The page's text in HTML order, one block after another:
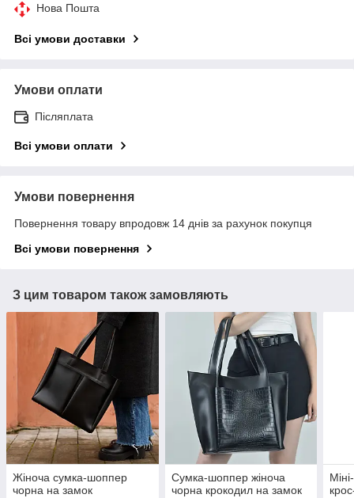
Нова Пошта
Всі умови доставки
Умови оплати
Післяплата
Всі умови оплати
Умови повернення
Повернення товару впродовж 14 днів за рахунок покупця
Всі умови повернення
З цим товаром також замовляють
Жіноча сумка-шоппер
чорна на замок
Cумка-шоппер жіноча
чорна крокодил на замок